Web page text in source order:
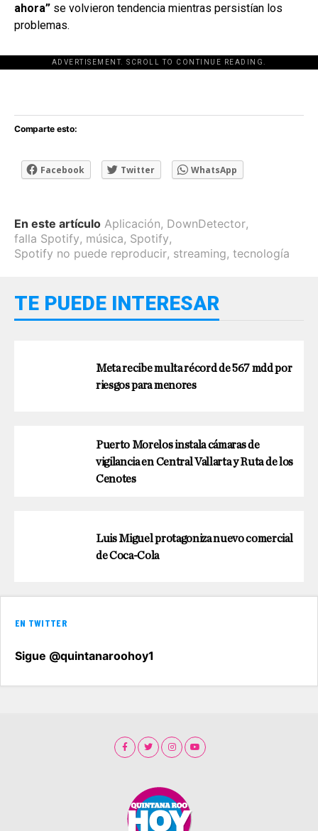
ahora” se volvieron tendencia mientras persistían los
problemas.
ADVERTISEMENT. SCROLL TO CONTINUE READING.
[adsforwp id="243463"]
Comparte esto:
Facebook Twitter WhatsApp
En este artículo Aplicación, DownDetector,
falla Spotify, música, Spotify,
Spotify no puede reproducir, streaming, tecnología
TE PUEDE INTERESAR
Meta recibe multa récord de 567 mdd por
riesgos para menores
Puerto Morelos instala cámaras de
vigilancia en Central Vallarta y Ruta de los
Cenotes
Luis Miguel protagoniza nuevo comercial
de Coca-Cola
EN TWITTER
Sigue @quintanaroohoy1